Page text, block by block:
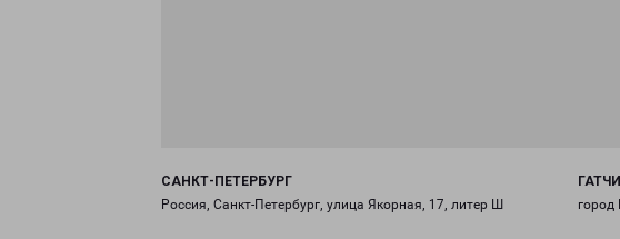
САНКТ-ПЕТЕРБУРГ
Россия, Санкт-Петербург, улица Якорная, 17, литер Ш
город